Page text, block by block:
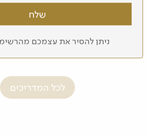
לכל המדריכים
ניתן להסיר את עצמכם